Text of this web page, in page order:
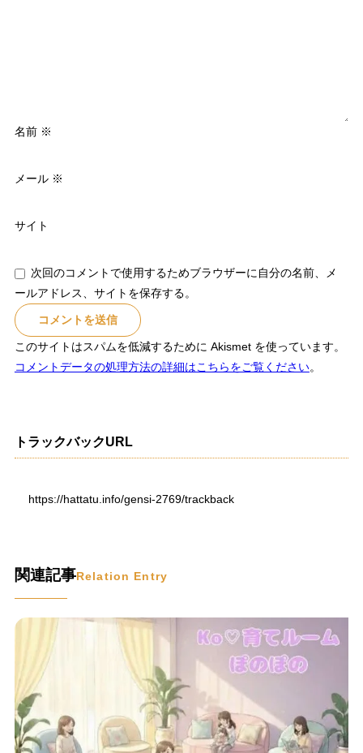
名前 ※
メール ※
サイト
次回のコメントで使用するためブラウザーに自分の名前、メ
ールアドレス、サイトを保存する。
このサイトはスパムを低減するために Akismet を使っています。
コメントデータの処理方法の詳細はこちらをご覧ください。
トラックバックURL
https://hattatu.info/gensi-2769/trackback
関連記事Relation Entry